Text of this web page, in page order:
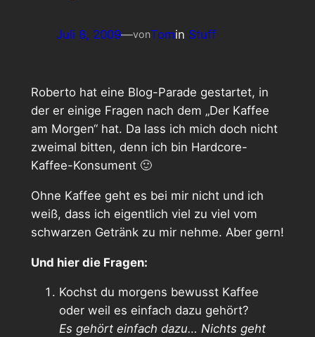
Juli 8, 2009—vonTomin Stuff
Roberto hat eine Blog-Parade gestartet, in
der er einige Fragen nach dem „Der Kaffee
am Morgen“ hat. Da lass ich mich doch nicht
zweimal bitten, denn ich bin Hardcore-
Kaffee-Konsument 🙂
Ohne Kaffee geht es bei mir nicht und ich
weiß, dass ich eigentlich viel zu viel vom
schwarzen Getränk zu mir nehme. Aber gern!
Und hier die Fragen:
Kochst du morgens bewusst Kaffee
oder weil es einfach dazu gehört?
Es gehört einfach dazu… Nichts geht